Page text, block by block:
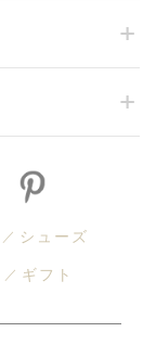
シューズ
ギフト